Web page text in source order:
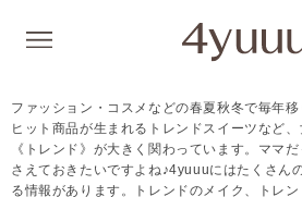
ファッション・コスメなどの春夏秋冬で毎年
ヒット商品が生まれるトレンドスイーツなど
《トレンド》が大きく関わっています。ママ
さえておきたいですよね♪4yuuuにはたくさん
る情報があります。トレンドのメイク、トレ